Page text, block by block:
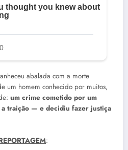
abalada com a morte
um homem conhecido por muitos,
um crime cometido por um
traição — e decidiu fazer justiça
: